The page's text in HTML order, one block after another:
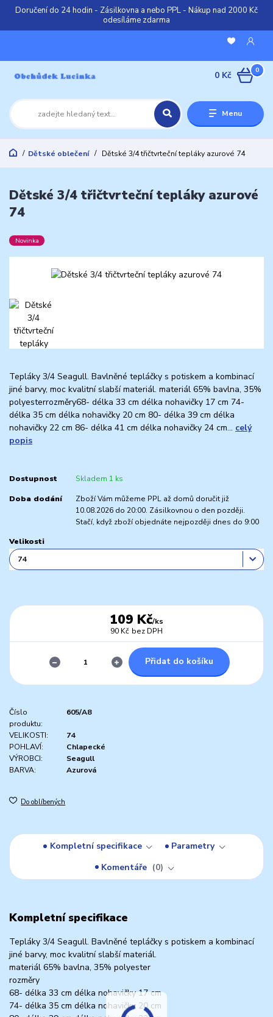
Doručení do 24 hodin - Zásilkovna a nebo PPL - Nákup nad 2000 Kč
odesíláme zdarma
Menu
0
0 Kč
Dětské oblečení Dětské 3/4 třičtvrteční tepláky azurové 74
Dětské 3/4 třičtvrteční tepláky azurové
74
Novinka
Tepláky 3/4 Seagull. Bavlněné tepláčky s potiskem a kombinací
jiné barvy, moc kvalitní slabší materiál. materiál 65% bavlna, 35%
polyesterrozměry68- délka 33 cm délka nohavičky 17 cm 74-
délka 35 cm délka nohavičky 20 cm 80- délka 39 cm délka
nohavičky 22 cm 86- délka 41 cm délka nohavičky 24 cm... celý
popis
Dostupnost Skladem 1 ks
Doba dodání
Zboží Vám můžeme PPL až domů doručit již
10.08.2026 do 20:00. Zásilkovnou o den později.
Stačí, když zboží objednáte nejpozději dnes do 9:00
Velikosti
109 Kč/ks
90 Kč bez DPH
Přidat do košíku
Číslo
produktu:
605/A8
VELIKOSTI:
74
POHLAVÍ:
Chlapecké
VÝROBCI:
Seagull
BARVA:
Azurová
Do oblíbených
Kompletní specifikace
Parametry
Komentáře
0
Kompletní specifikace
Tepláky 3/4 Seagull. Bavlněné tepláčky s potiskem a kombinací
jiné barvy, moc kvalitní slabší materiál.
materiál 65% bavlna, 35% polyester
rozměry
68- délka 33 cm délka nohavičky 17 cm
74- délka 35 cm délka nohavičky 20 cm